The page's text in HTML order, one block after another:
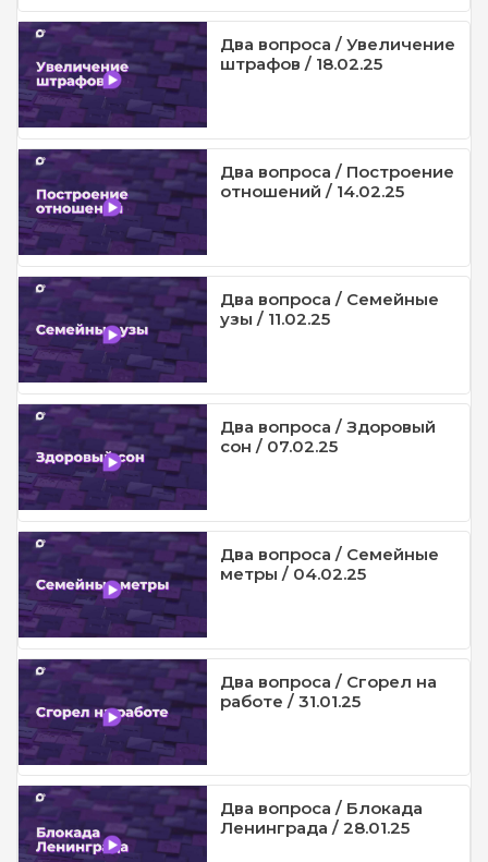
Два вопроса / Увеличение
штрафов / 18.02.25
Два вопроса / Построение
отношений / 14.02.25
Два вопроса / Семейные
узы / 11.02.25
Два вопроса / Здоровый
сон / 07.02.25
Два вопроса / Семейные
метры / 04.02.25
Два вопроса / Сгорел на
работе / 31.01.25
Два вопроса / Блокада
Ленинграда / 28.01.25